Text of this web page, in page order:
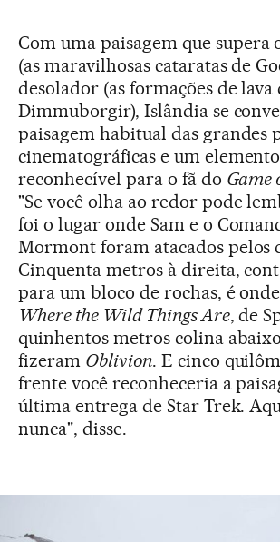
Com uma paisagem que supera
(as maravilhosas cataratas de
desolador (as formações de lava
Dimmuborgir), Islândia se
paisagem habitual das grandes
cinematográficas e um elemento
reconhecível para o fã do Game
"Se você olha ao redor pode
foi o lugar onde Sam e o
Mormont foram atacados pelos
Cinquenta metros à direita,
para um bloco de rochas, é
Where the Wild Things Are, de
quinhentos metros colina
fizeram Oblivion. E cinco
frente você reconheceria a
última entrega de Star Trek.
nunca", disse.